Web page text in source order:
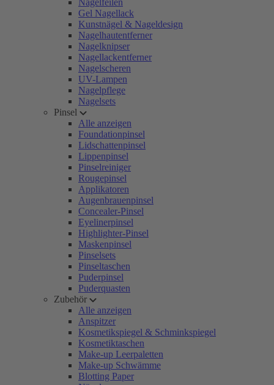
Nagelfeilen
Gel Nagellack
Kunstnägel & Nageldesign
Nagelhautentferner
Nagelknipser
Nagellackentferner
Nagelscheren
UV-Lampen
Nagelpflege
Nagelsets
Pinsel
Alle anzeigen
Foundationpinsel
Lidschattenpinsel
Lippenpinsel
Pinselreiniger
Rougepinsel
Applikatoren
Augenbrauenpinsel
Concealer-Pinsel
Eyelinerpinsel
Highlighter-Pinsel
Maskenpinsel
Pinselsets
Pinseltaschen
Puderpinsel
Puderquasten
Zubehör
Alle anzeigen
Anspitzer
Kosmetikspiegel & Schminkspiegel
Kosmetiktaschen
Make-up Leerpaletten
Make-up Schwämme
Blotting Paper